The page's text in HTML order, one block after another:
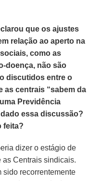
que os ajustes
relação ao aperto na
como as
doença, não são
discutidos entre o
as centrais “sabem da
Previdência
essa discussão?
feita?
dizer o estágio de
as Centrais sindicais.
sido recorrentemente